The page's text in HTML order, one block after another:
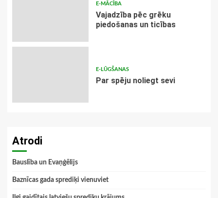
E-MĀCĪBA
Vajadzība pēc grēku
piedošanas un ticības
E-LŪGŠANAS
Par spēju noliegt sevi
Atrodi
Bauslība un Evaņģēlijs
Baznīcas gada sprediķi vienuviet